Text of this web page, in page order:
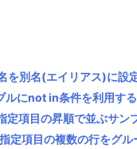
を別名(エイリアス)に設
ルにnot in条件を利用す
定項目の昇順で並ぶサン
定項目の複数の行をグル